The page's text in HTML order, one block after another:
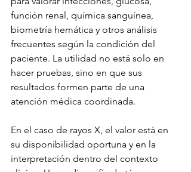
función renal, química sanguínea,
biometría hemática y otros análisis
frecuentes según la condición del
paciente. La utilidad no está solo en
hacer pruebas, sino en que sus
resultados formen parte de una
atención médica coordinada.
En el caso de rayos X, el valor está en
su disponibilidad oportuna y en la
interpretación dentro del contexto